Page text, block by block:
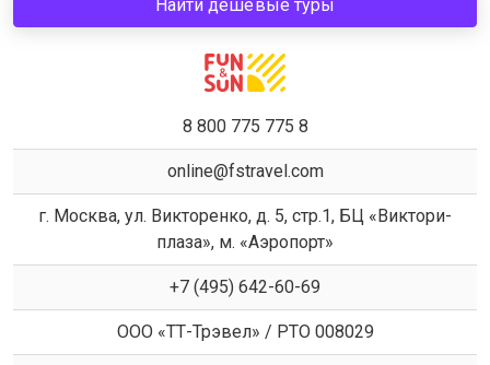
Найти дешёвые туры
8 800 775 775 8
online@fstravel.com
г. Москва, ул. Викторенко, д. 5, стр.1, БЦ «Виктори-
плаза», м. «Аэропорт»
+7 (495) 642-60-69
ООО «ТТ-Трэвел» / РТО 008029